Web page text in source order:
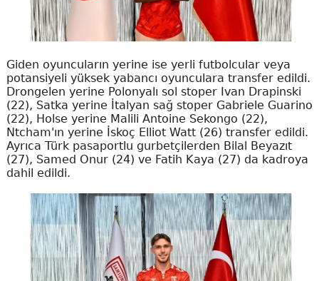
Giden oyuncuların yerine ise yerli futbolcular veya
potansiyeli yüksek yabancı oyunculara transfer edildi.
Drongelen yerine Polonyalı sol stoper Ivan Drapinski
(22), Satka yerine İtalyan sağ stoper Gabriele Guarino
(22), Holse yerine Malili Antoine Sekongo (22),
Ntcham'ın yerine İskoç Elliot Watt (26) transfer edildi.
Ayrıca Türk pasaportlu gurbetçilerden Bilal Beyazıt
(27), Samed Onur (24) ve Fatih Kaya (27) da kadroya
dahil edildi.